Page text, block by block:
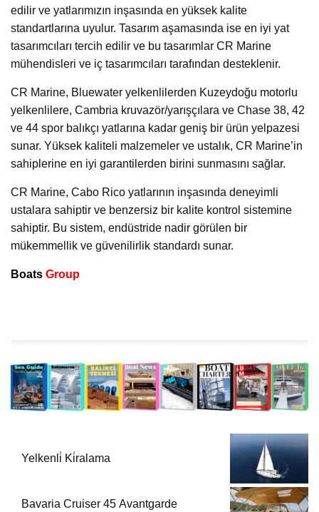
edilir ve yatlarımızın inşasında en yüksek kalite
standartlarına uyulur. Tasarım aşamasında ise en iyi yat
tasarımcıları tercih edilir ve bu tasarımlar CR Marine
mühendisleri ve iç tasarımcıları tarafından desteklenir.
CR Marine, Bluewater yelkenlilerden Kuzeydoğu motorlu
yelkenlilere, Cambria kruvazör/yarışçılara ve Chase 38, 42
ve 44 spor balıkçı yatlarına kadar geniş bir ürün yelpazesi
sunar. Yüksek kaliteli malzemeler ve ustalık, CR Marine’in
sahiplerine en iyi garantilerden birini sunmasını sağlar.
CR Marine, Cabo Rico yatlarının inşasında deneyimli
ustalara sahiptir ve benzersiz bir kalite kontrol sistemine
sahiptir. Bu sistem, endüstride nadir görülen bir
mükemmellik ve güvenilirlik standardı sunar.
Boats Group
Yelkenli̇ Ki̇ralama
Bavaria Cruiser 45 Avantgarde